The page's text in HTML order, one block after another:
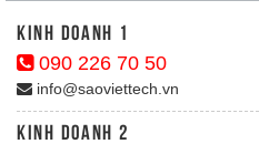
kinh doanh 1
090 226 70 50
info@saoviettech.vn
Kinh doanh 2